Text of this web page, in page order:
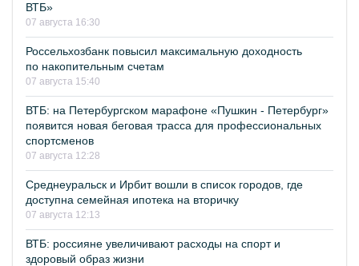
ВТБ»
07 августа 16:30
Россельхозбанк повысил максимальную доходность
по накопительным счетам
07 августа 15:40
ВТБ: на Петербургском марафоне «Пушкин - Петербург»
появится новая беговая трасса для профессиональных
спортсменов
07 августа 12:28
Среднеуральск и Ирбит вошли в список городов, где
доступна семейная ипотека на вторичку
07 августа 12:13
ВТБ: россияне увеличивают расходы на спорт и
здоровый образ жизни